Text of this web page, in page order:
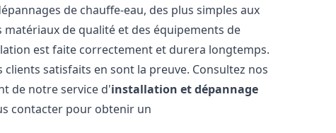
de chauffe-eau, des plus simples aux
de qualité et des équipements de
est faite correctement et durera longtemps.
satisfaits en sont la preuve. Consultez nos
de notre service d'installation et dépannage
contacter pour obtenir un